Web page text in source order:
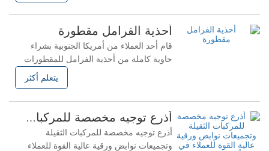
أحذية الفرامل مقطورة
قام أحد العملاء من أمريكا الجنوبية بشراء
حاوية كاملة من أحذية الفرامل للمقطورات
والشاحنات: يُعد هذا المنتج عنصرًا أساسيًا
للسلامة في نظام فرامل المركبات. فهو
مقاومة ممتازة للتآكل والحرارة وثباتًا ممتازًا
في الفرامل، مما يوفر أساسًا متينًا للتشغيل
الآمن
يتعلم أكثر
أذرع توجيه مخصصة للمركبات الثقيلة وتجميعات نوابض ورقية عالية القوة للعملاء في أمريكا الجنوبية
أذرع توجيه مخصصة للمركبات الثقيلة
وتجميعات نوابض ورقية عالية القوة للعملاء